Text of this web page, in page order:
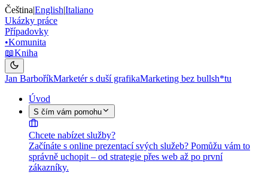
Čeština|English|Italiano
Ukázky práce
Případovky
•Komunita
📖Kniha
Jan BarboříkMarketér s duší grafikaMarketing bez bullsh*tu
Úvod
S čím vám pomohu
Chcete nabízet služby?
Začínáte s online prezentací svých služeb? Pomůžu vám to
správně uchopit – od strategie přes web až po první
zákazníky.